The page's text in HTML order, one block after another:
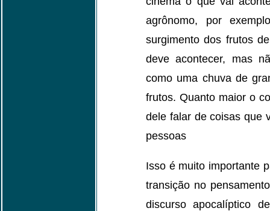
agrônomo, por
surgimento dos frutos
deve acontecer, mas
como uma chuva de
frutos. Quanto maior o
dele falar de coisas que
pessoas
Isso é muito importante
transição no
discurso apocalíptico